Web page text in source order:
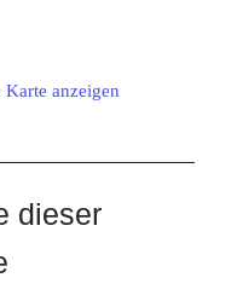
Karte anzeigen
dieser